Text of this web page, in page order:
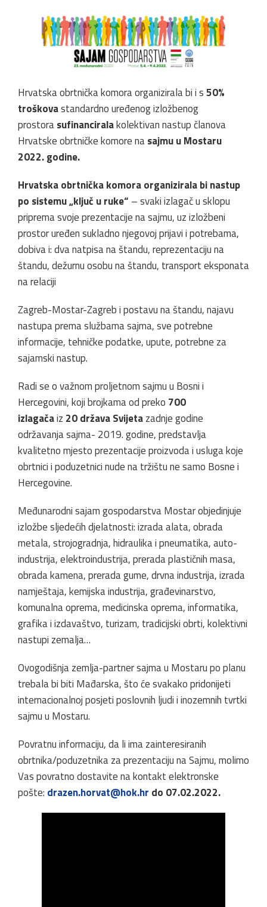
Hrvatska obrtnička komora organizirala bi i s50%
troškovastandardno uređenog izložbenog
prostorasufinanciralakolektivan nastup članova
Hrvatske obrtničke komore nasajmu u Mostaru
2022. godine.
Hrvatska obrtnička komora organizirala bi nastup
po sistemu „ključ u ruke“ – svaki izlagač u sklopu
priprema svoje prezentacije na sajmu, uz izložbeni
prostor uređen sukladno njegovoj prijavi i potrebama,
dobiva i: dva natpisa na štandu, reprezentaciju na
štandu, dežurnu osobu na štandu, transport eksponata
na relaciji
Zagreb-Mostar-Zagreb i postavu na štandu, najavu
nastupa prema službama sajma, sve potrebne
informacije, tehničke podatke, upute, potrebne za
sajamski nastup.
Radi se o važnom proljetnom sajmu u Bosni i
Hercegovini, koji brojkama od preko 700
izlagačaiz 20država Svijetazadnje godine
održavanja sajma- 2019. godine, predstavlja
kvalitetno mjesto prezentacije proizvoda i usluga koje
obrtnici i poduzetnici nude na tržištu ne samo Bosne i
Hercegovine.
Međunarodni sajam gospodarstva Mostar objedinjuje
izložbe sljedećih djelatnosti: izrada alata, obrada
metala, strojogradnja, hidraulika i pneumatika, auto-
industrija, elektroindustrija, prerada plastičnih masa,
obrada kamena, prerada gume, drvna industrija, izrada
namještaja, kemijska industrija, građevinarstvo,
komunalna oprema, medicinska oprema, informatika,
grafika i izdavaštvo, turizam, tradicijski obrti, kolektivni
nastupi zemalja…
Ovogodišnja zemlja-partner sajma u Mostaru po planu
trebala bi biti Mađarska, što će svakako pridonijeti
internacionalnoj posjeti poslovnih ljudi i inozemnih tvrtki
sajmu u Mostaru.
Povratnu informaciju, da li ima zainteresiranih
obrtnika/poduzetnika za prezentaciju na Sajmu, molimo
Vas povratno dostavite na kontakt elektronske
pošte: drazen.horvat@hok.hr do 07.02.2022.